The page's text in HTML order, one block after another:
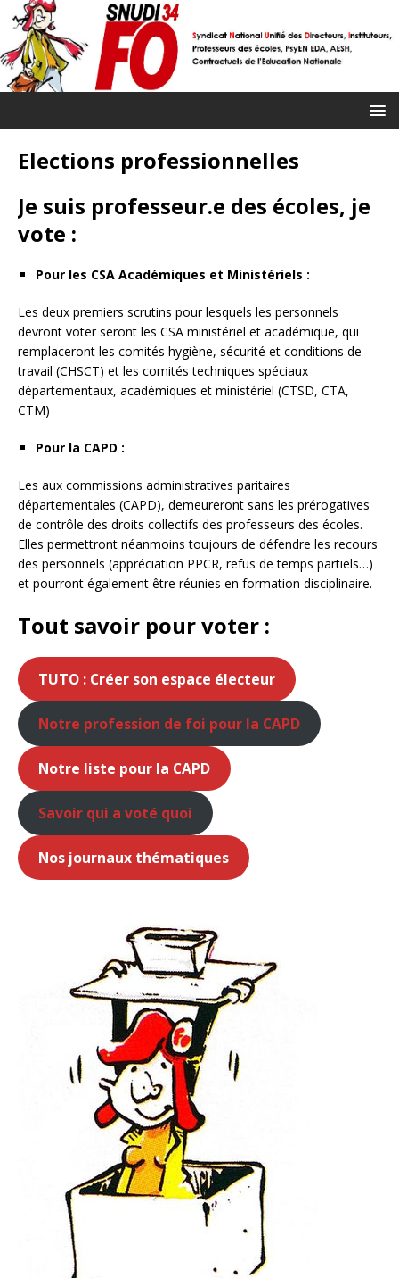
Elections professionnelles
Je suis professeur.e des écoles, je
vote :
Pour les CSA Académiques et Ministériels :
Les deux premiers scrutins pour lesquels les personnels
devront voter seront les CSA ministériel et académique, qui
remplaceront les comités hygiène, sécurité et conditions de
travail (CHSCT) et les comités techniques spéciaux
départementaux, académiques et ministériel (CTSD, CTA,
CTM)
Pour la CAPD :
Les aux commissions administratives paritaires
départementales (CAPD), demeureront sans les prérogatives
de contrôle des droits collectifs des professeurs des écoles.
Elles permettront néanmoins toujours de défendre les recours
des personnels (appréciation PPCR, refus de temps partiels…)
et pourront également être réunies en formation disciplinaire.
Tout savoir pour voter :
TUTO : Créer son espace électeur
Notre profession de foi pour la CAPD
Notre liste pour la CAPD
Savoir qui a voté quoi
Nos journaux thématiques